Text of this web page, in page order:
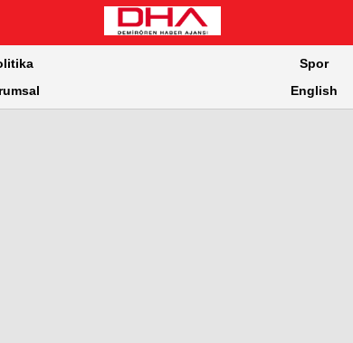
Spor
English